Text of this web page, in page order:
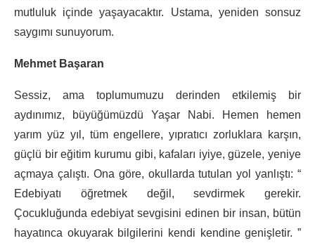
mutluluk içinde yaşayacaktır. Ustama, yeniden sonsuz
saygımı sunuyorum.
Mehmet Başaran
Sessiz, ama toplumumuzu derinden etkilemiş bir
aydınımız, büyüğümüzdü Yaşar Nabi. Hemen hemen
yarım yüz yıl, tüm engellere, yıpratıcı zorluklara karşın,
güçlü bir eğitim kurumu gibi, kafaları iyiye, güzele, yeniye
açmaya çalıştı. Ona göre, okullarda tutulan yol yanlıştı: “
Edebiyatı öğretmek değil, sevdirmek gerekir.
Çocukluğunda edebiyat sevgisini edinen bir insan, bütün
hayatınca okuyarak bilgilerini kendi kendine genişletir. ”